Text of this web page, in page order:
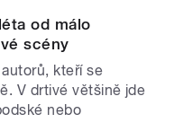
od málo
scény
kteří se
V drtivé většině jde
nebo